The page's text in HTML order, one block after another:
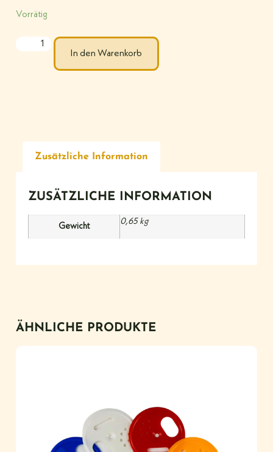
Vorrätig
In den Warenkorb
Zusätzliche Information
ZUSÄTZLICHE INFORMATION
Gewicht
0,65 kg
ÄHNLICHE PRODUKTE